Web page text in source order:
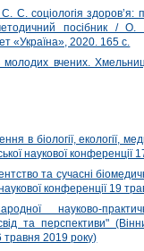
С. соціологія здоров’я:
посібник /
«Україна», 2020. 165 с.
молодих вчених.
в біології, екології,
наукової конференції
та сучасні
конференції 19
науково-
та перспективи"
травня 2019 року)